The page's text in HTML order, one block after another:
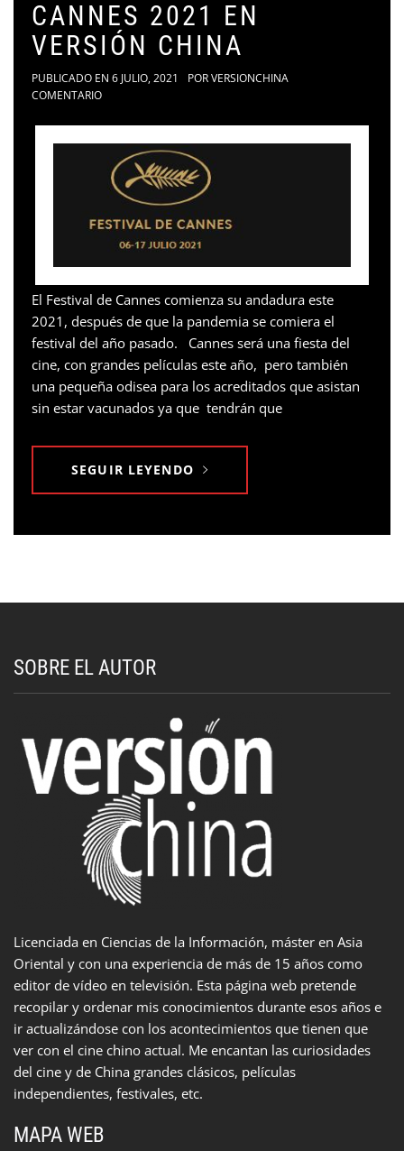
CANNES 2021 EN
VERSIÓN CHINA
PUBLICADO EN 6 JULIO, 2021 PORVERSIONCHINA
COMENTARIO
El Festival de Cannes comienza su andadura este
2021, después de que la pandemia se comiera el
festival del año pasado. Cannes será una fiesta del
cine, con grandes películas este año, pero también
una pequeña odisea para los acreditados que asistan
sin estar vacunados ya que tendrán que
SEGUIR LEYENDO
SOBRE EL AUTOR
Licenciada en Ciencias de la Información, máster en Asia
Oriental y con una experiencia de más de 15 años como
editor de vídeo en televisión. Esta página web pretende
recopilar y ordenar mis conocimientos durante esos años e
ir actualizándose con los acontecimientos que tienen que
ver con el cine chino actual. Me encantan las curiosidades
del cine y de China grandes clásicos, películas
independientes, festivales, etc.
MAPA WEB